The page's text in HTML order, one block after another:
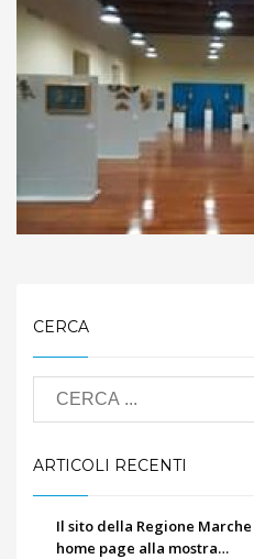
CERCA
ARTICOLI RECENTI
Il sito della Regione
home page alla mostra…